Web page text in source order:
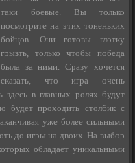
таки боевые. Вы только
посмотрите на этих тоненьких
бойцов. Они готовы глотку
грызть, только чтобы победа
была за ними. Сразу хочется
сказать, что игра очень
здесь в главных ролях будут
будет проходить столбик с
уже более сильными
до игры на двоих. На выбор
обладает уникальными